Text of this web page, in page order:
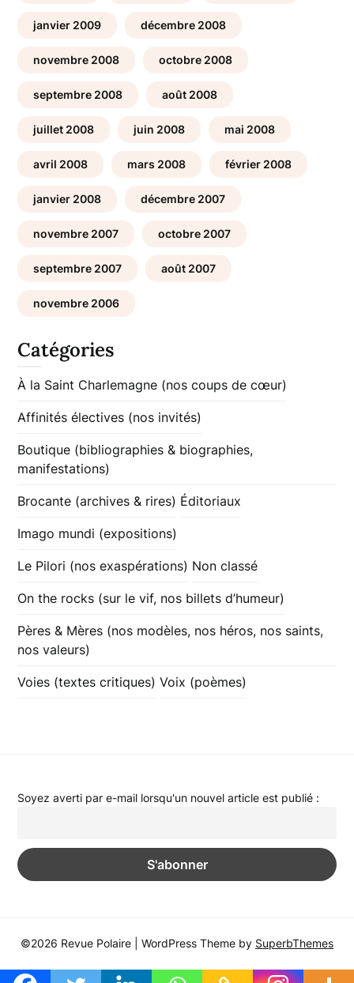
janvier 2009 décembre 2008
novembre 2008 octobre 2008
septembre 2008 août 2008
juillet 2008 juin 2008 mai 2008
avril 2008 mars 2008 février 2008
janvier 2008 décembre 2007
novembre 2007 octobre 2007
septembre 2007 août 2007
novembre 2006
Catégories
À la Saint Charlemagne (nos coups de cœur)
Affinités électives (nos invités)
Boutique (bibliographies & biographies,
manifestations)
Brocante (archives & rires) Éditoriaux
Imago mundi (expositions)
Le Pilori (nos exaspérations) Non classé
On the rocks (sur le vif, nos billets d’humeur)
Pères & Mères (nos modèles, nos héros, nos saints,
nos valeurs)
Voies (textes critiques) Voix (poèmes)
Soyez averti par e-mail lorsqu'un nouvel article est publié :
©2026 Revue Polaire | WordPress Theme by SuperbThemes